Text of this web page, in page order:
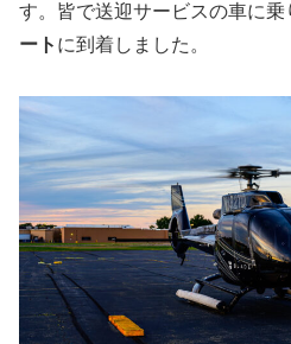
す。皆で送迎サービスの車に乗
ート に到着しました。